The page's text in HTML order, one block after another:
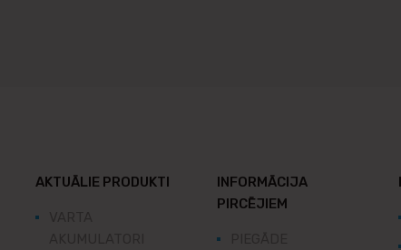
AKTUĀLIE PRODUKTI
INFORMĀCIJA
PIRCĒJIEM